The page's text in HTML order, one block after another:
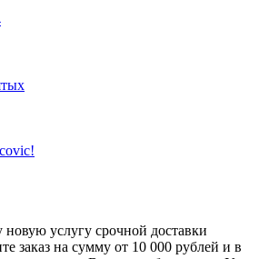
услугу срочной доставки
заказ на сумму от 10 000 рублей и в